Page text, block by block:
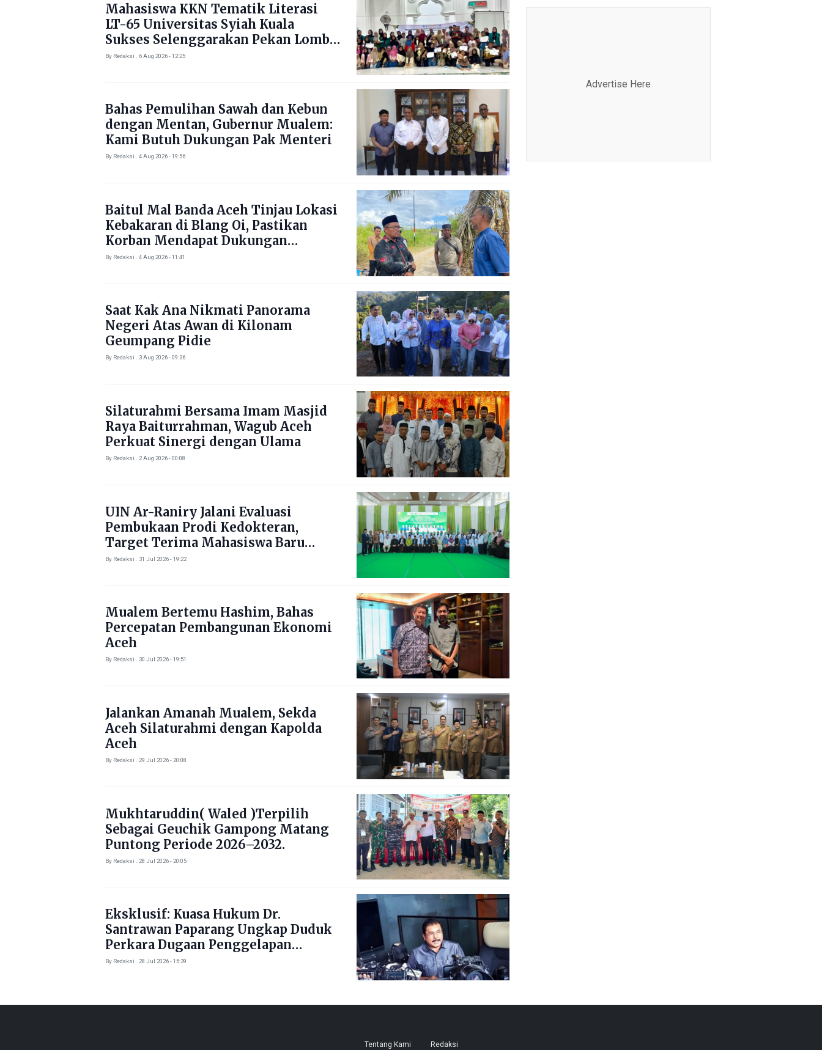
Mahasiswa KKN Tematik Literasi
LT-65 Universitas Syiah Kuala
Sukses Selenggarakan Pekan Lomba
Literasi di Gampong Rhieng Blang
By Redaksi . 6 Aug 2026 - 12:25
Bahas Pemulihan Sawah dan Kebun
dengan Mentan, Gubernur Mualem:
Kami Butuh Dukungan Pak Menteri
By Redaksi . 4 Aug 2026 - 19:56
Baitul Mal Banda Aceh Tinjau Lokasi
Kebakaran di Blang Oi, Pastikan
Korban Mendapat Dukungan
Kebutuhan Pokok
By Redaksi . 4 Aug 2026 - 11:41
Saat Kak Ana Nikmati Panorama
Negeri Atas Awan di Kilonam
Geumpang Pidie
By Redaksi . 3 Aug 2026 - 09:36
Silaturahmi Bersama Imam Masjid
Raya Baiturrahman, Wagub Aceh
Perkuat Sinergi dengan Ulama
By Redaksi . 2 Aug 2026 - 00:08
UIN Ar-Raniry Jalani Evaluasi
Pembukaan Prodi Kedokteran,
Target Terima Mahasiswa Baru
Tahun Ini
By Redaksi . 31 Jul 2026 - 19:22
Mualem Bertemu Hashim, Bahas
Percepatan Pembangunan Ekonomi
Aceh
By Redaksi . 30 Jul 2026 - 19:51
Jalankan Amanah Mualem, Sekda
Aceh Silaturahmi dengan Kapolda
Aceh
By Redaksi . 29 Jul 2026 - 20:08
Mukhtaruddin( Waled )Terpilih
Sebagai Geuchik Gampong Matang
Puntong Periode 2026–2032.
By Redaksi . 28 Jul 2026 - 20:05
Eksklusif: Kuasa Hukum Dr.
Santrawan Paparang Ungkap Duduk
Perkara Dugaan Penggelapan
Kendaraan Rp1,5 Miliar
By Redaksi . 28 Jul 2026 - 15:39
Advertise Here
Tentang Kami Redaksi